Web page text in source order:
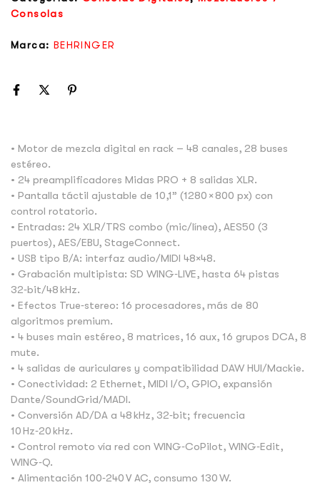
Consolas
Marca: BEHRINGER
• Motor de mezcla digital en rack – 48 canales, 28 buses
estéreo.
• 24 preamplificadores Midas PRO + 8 salidas XLR.
• Pantalla táctil ajustable de 10,1” (1280 × 800 px) con
control rotatorio.
• Entradas: 24 XLR/TRS combo (mic/línea), AES50 (3
puertos), AES/EBU, StageConnect.
• USB tipo B/A: interfaz audio/MIDI 48×48.
• Grabación multipista: SD WING‑LIVE, hasta 64 pistas
32‑bit/48 kHz.
• Efectos True‑stereo: 16 procesadores, más de 80
algoritmos premium.
• 4 buses main estéreo, 8 matrices, 16 aux, 16 grupos DCA, 8
mute.
• 4 salidas de auriculares y compatibilidad DAW HUI/Mackie.
• Conectividad: 2 Ethernet, MIDI I/O, GPIO, expansión
Dante/SoundGrid/MADI.
• Conversión AD/DA a 48 kHz, 32‑bit; frecuencia
10 Hz‑20 kHz.
• Control remoto vía red con WING‑CoPilot, WING‑Edit,
WING‑Q.
• Alimentación 100‑240 V AC, consumo 130 W.